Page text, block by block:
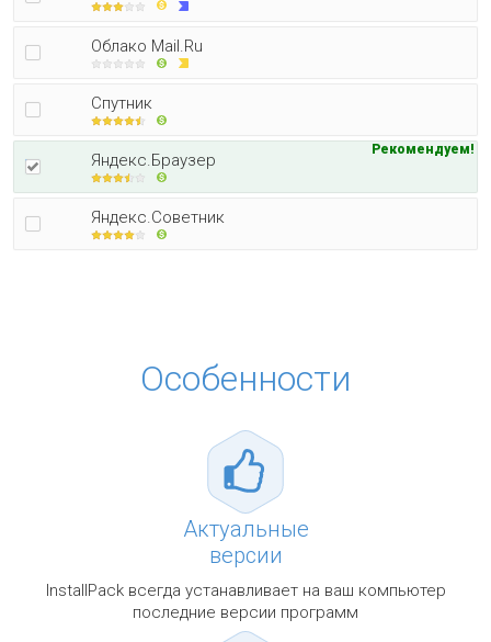
Облако Mail.Ru
Спутник
Яндекс.Браузер
Рекомендуем!
Яндекс.Советник
Особенности
Актуальные
версии
InstallPack всегда устанавливает на ваш компьютер
последние версии программ